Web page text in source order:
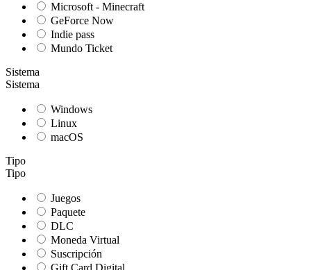
Microsoft - Minecraft
GeForce Now
Indie pass
Mundo Ticket
Sistema
Sistema
Windows
Linux
macOS
Tipo
Tipo
Juegos
Paquete
DLC
Moneda Virtual
Suscripción